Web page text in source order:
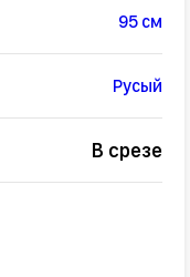
95 см
Русый
В срезе